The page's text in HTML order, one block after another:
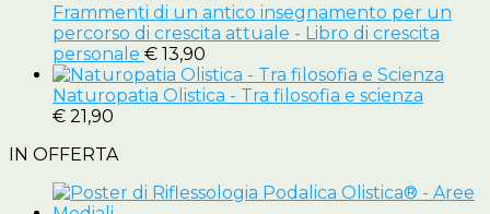
Frammenti di un antico insegnamento per un
percorso di crescita attuale - Libro di crescita
personale € 13,90
Naturopatia Olistica - Tra filosofia e scienza
€ 21,90
IN OFFERTA